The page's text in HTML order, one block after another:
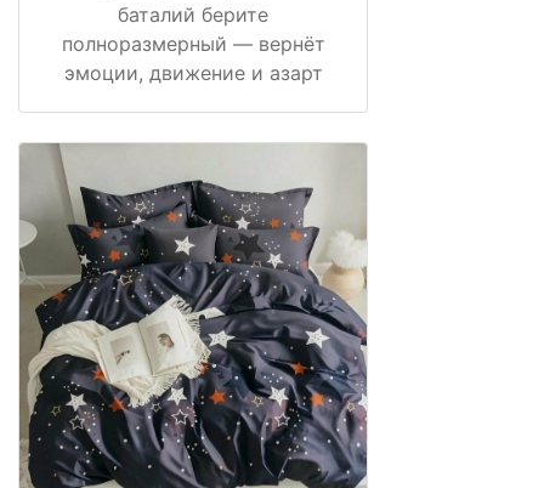
баталий берите
полноразмерный — вернёт
эмоции, движение и азарт